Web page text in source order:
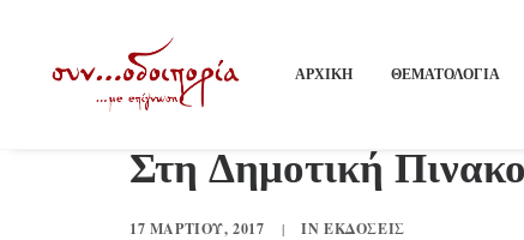
ΑΡΧΙΚΗ ΘΕΜΑΤΟΛΟΓΙΑ
Στη Δημοτική
17 ΜΑΡΤΊΟΥ, 2017 | INΕΚΔΌΣΕΙΣ